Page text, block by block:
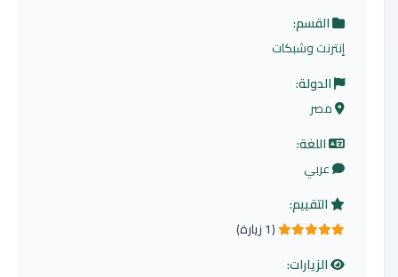
القسم:
إنترنت وشبكات
الدولة:
مصر
اللغة:
عربي
التقييم:
5.0 من 5 نجوم
(1 زيارة)
الزيارات: